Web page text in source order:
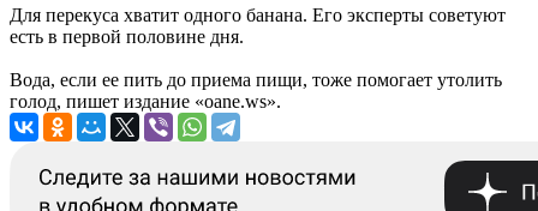
Для перекуса хватит одного банана. Его эксперты советуют
есть в первой половине дня.
Вода, если ее пить до приема пищи, тоже помогает утолить
голод, пишет издание «oane.ws».